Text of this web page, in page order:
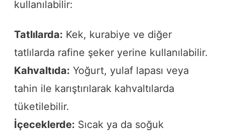
kullanılabilir:
Tatlılarda: Kek, kurabiye ve diğer
tatlılarda rafine şeker yerine kullanılabilir.
Kahvaltıda: Yoğurt, yulaf lapası veya
tahin ile karıştırılarak kahvaltılarda
tüketilebilir.
İçeceklerde: Sıcak ya da soğuk